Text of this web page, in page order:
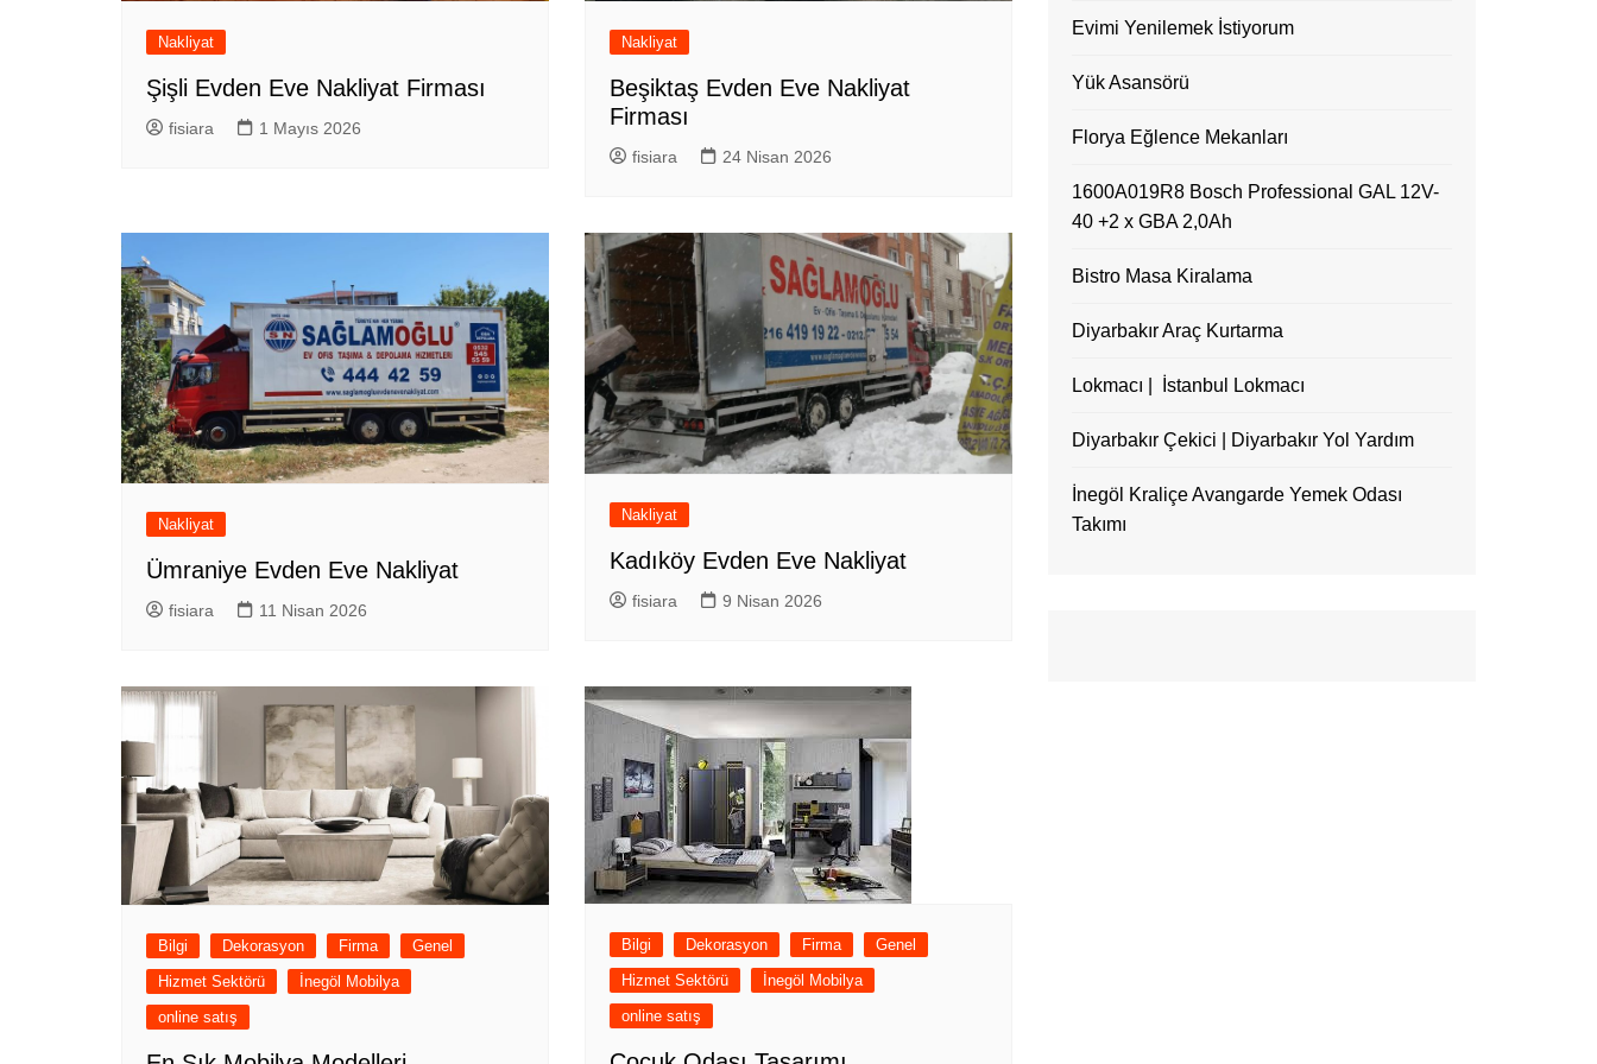
Nakliyat
Şişli Evden Eve Nakliyat Firması
fisiara 1 Mayıs 2026
Nakliyat
Beşiktaş Evden Eve Nakliyat
Firması
fisiara 24 Nisan 2026
Nakliyat
Ümraniye Evden Eve Nakliyat
fisiara 11 Nisan 2026
Nakliyat
Kadıköy Evden Eve Nakliyat
fisiara 9 Nisan 2026
Bilgi Dekorasyon Firma
Genel
Hizmet Sektörü
İnegöl Mobilya
online satış
Bilgi Dekorasyon Firma
Genel
Hizmet Sektörü
İnegöl Mobilya
online satış
Evimi Yenilemek İstiyorum
Yük Asansörü
Florya Eğlence Mekanları
1600A019R8 Bosch Professional GAL 12V-
40 +2 x GBA 2,0Ah
Bistro Masa Kiralama
Diyarbakır Araç Kurtarma
Lokmacı | İstanbul Lokmacı
Diyarbakır Çekici | Diyarbakır Yol Yardım
İnegöl Kraliçe Avangarde Yemek Odası
Takımı